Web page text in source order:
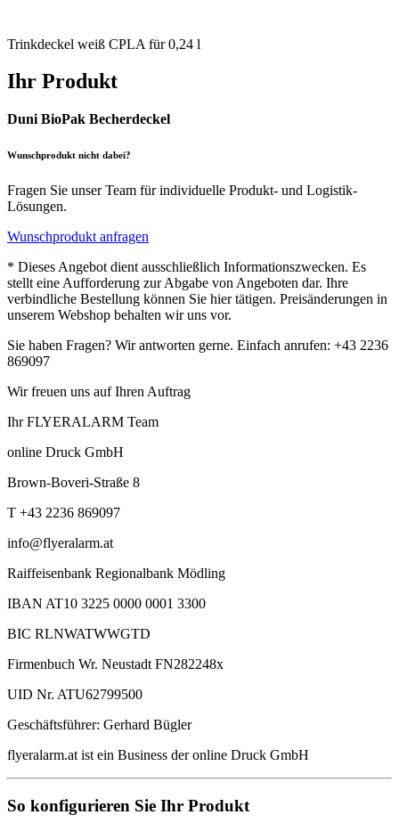
Trinkdeckel weiß CPLA für 0,24 l
Ihr Produkt
Duni BioPak Becherdeckel
Wunschprodukt nicht dabei?
Fragen Sie unser Team für individuelle Produkt- und Logistik-
Lösungen.
Wunschprodukt anfragen
* Dieses Angebot dient ausschließlich Informationszwecken. Es
stellt eine Aufforderung zur Abgabe von Angeboten dar. Ihre
verbindliche Bestellung können Sie hier tätigen. Preisänderungen in
unserem Webshop behalten wir uns vor.
Sie haben Fragen? Wir antworten gerne. Einfach anrufen: +43 2236
869097
Wir freuen uns auf Ihren Auftrag
Ihr FLYERALARM Team
online Druck GmbH
Brown-Boveri-Straße 8
T +43 2236 869097
info@flyeralarm.at
Raiffeisenbank Regionalbank Mödling
IBAN AT10 3225 0000 0001 3300
BIC RLNWATWWGTD
Firmenbuch Wr. Neustadt FN282248x
UID Nr. ATU62799500
Geschäftsführer: Gerhard Bügler
flyeralarm.at ist ein Business der online Druck GmbH
So konfigurieren Sie Ihr Produkt